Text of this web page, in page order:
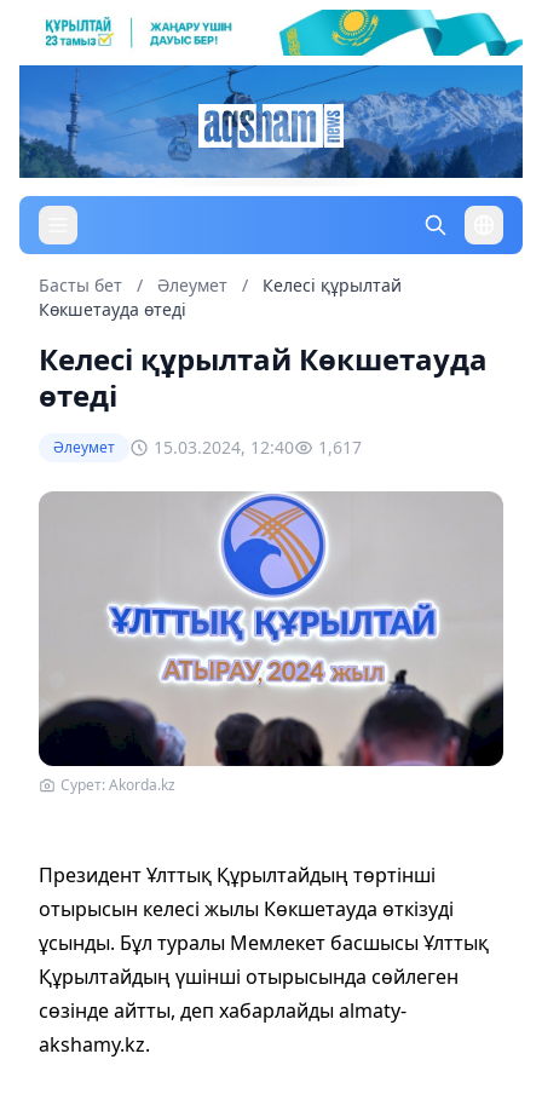
Басты бет / Әлеумет /
Келесі құрылтай
Көкшетауда өтеді
Келесі құрылтай Көкшетауда
өтеді
Әлеумет 15.03.2024, 12:40 1,617
Сурет: Akorda.kz
Президент Ұлттық Құрылтайдың төртінші
отырысын келесі жылы Көкшетауда өткізуді
ұсынды. Бұл туралы Мемлекет басшысы Ұлттық
Құрылтайдың үшінші отырысында сөйлеген
сөзінде айтты, деп хабарлайды аlmaty-
akshamy.kz.